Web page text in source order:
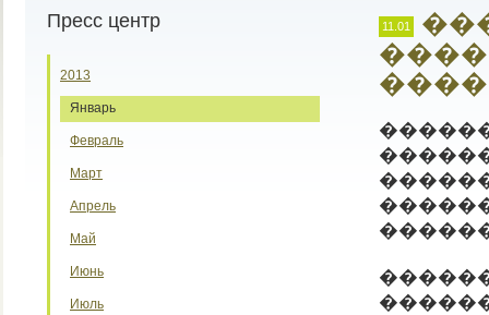
Пресс центр
2013
Январь
Февраль
Март
Апрель
Май
Июнь
Июль
11.01